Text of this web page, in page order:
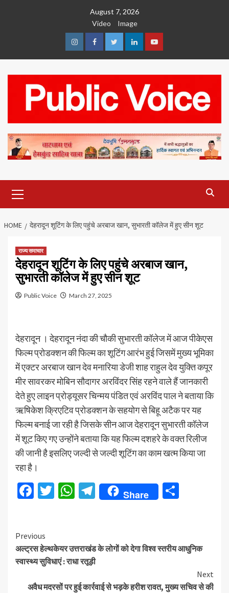
August 7, 2026
Video
Image
InstagramFacebookTwitterLinkedinYoutube
Menu
HOME देहरादून शूटिंग के लिए पहुंचे अरबाज खान, सुभारती कॉलेज में हुए सीन शूट
राज्य समाचार
देहरादून शूटिंग के लिए पहुंचे अरबाज खान,
सुभारती कॉलेज में हुए सीन शूट
Public Voice March 27, 2025
देहरादून । देहरादून नंदा की चौकी सुभारती कॉलेज में आज पीकेएस
फिल्म प्रोडक्शन की फिल्म का शूटिंग आरंभ हुई जिसमें मुख्य भूमिका
में एक्टर अरबाज खान देव मनारिया डेजी शाह राहुल देव युक्ति कपूर
मीर सावरकर मोबिन सौदागर अरविंदर सिंह रहने वाले हैं जानकारी
देते हुए लाइन प्रोड्यूसर चिन्मय पंडित एवं अरविंद पाल ने बताया कि
ऋषिकेश क्रिएटिव प्रोडक्शन के सहयोग से बिहू अटैक पर यह
फिल्म बनाई जा रही है जिसके सीन आज देहरादून सुभारती कॉलेज
में शूट किए गए उन्होंने बताया कि यह फिल्म दशहरे के वक्त रिलीज
की जानी है इसलिए जल्दी से जल्दी शूटिंग का काम खत्म किया जा
रहा है।
Facebook
TwitterWhatsApp
Telegram
Share
Continue
Reading
Previous
अल्ट्रस हेल्थकेयर उत्तराखंड के लोगों को देगा विश्व स्तरीय आधुनिक
स्वास्थ्य सुविधाएं : राधा रतूड़ी
Next
अवैध मदरसों पर हुई कार्रवाई से भड़के हरीश रावत, मुख्य सचिव से की